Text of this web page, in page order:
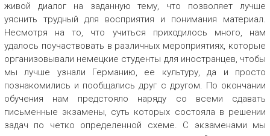
живой диалог на заданную тему, что позволяет лучше
уяснить трудный для восприятия и понимания материал.
Несмотря на то, что учиться приходилось много, нам
удалось поучаствовать в различных мероприятиях, которые
организовывали немецкие студенты для иностранцев, чтобы
мы лучше узнали Германию, ее культуру, да и просто
познакомились и пообщались друг с другом. По окончании
обучения нам предстояло наряду со всеми сдавать
письменные экзамены, суть которых состояла в решении
задач по четко определенной схеме. С экзаменами мы